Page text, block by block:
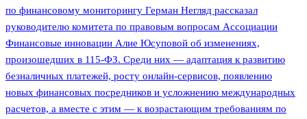
по финансовому мониторингу Герман Негляд рассказал
руководителю комитета по правовым вопросам Ассоциации
Финансовые инновации Алие Юсуповой об изменениях,
произошедших в 115-ФЗ. Среди них — адаптация к развитию
безналичных платежей, росту онлайн-сервисов, появлению
новых финансовых посредников и усложнению международных
расчетов, а вместе с этим — к возрастающим требованиям по